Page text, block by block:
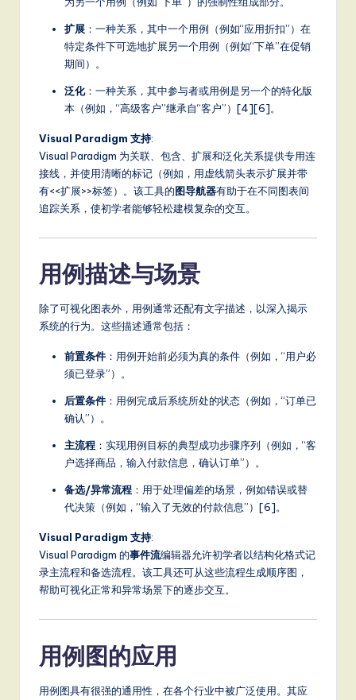
扩展 ：一种关系，其中一个用例（例如“应用折扣”）在
特定条件下可选地扩展另一个用例（例如“下单”在促销
期间）。
泛化：一种关系，其中参与者或用例是另一个的特化版
本（例如，“高级客户”继承自“客户”）[4][6]。
Visual Paradigm 支持:
Visual Paradigm 为关联、包含、扩展和泛化关系提供专用连
接线，并使用清晰的标记（例如，用虚线箭头表示扩展并带
有<<扩展>>标签）。该工具的图导航器有助于在不同图表间
追踪关系，使初学者能够轻松建模复杂的交互。
用例描述与场景
除了可视化图表外，用例通常还配有文字描述，以深入揭示
系统的行为。这些描述通常包括：
前置条件 ：用例开始前必须为真的条件（例如，“用户必
须已登录”）。
后置条件 ：用例完成后系统所处的状态（例如，“订单已
确认”）。
主流程 ：实现用例目标的典型成功步骤序列（例如，“客
户选择商品，输入付款信息，确认订单”）。
备选/异常流程 ：用于处理偏差的场景，例如错误或替
代决策（例如，“输入了无效的付款信息”）[6]。
Visual Paradigm 支持:
Visual Paradigm 的事件流编辑器允许初学者以结构化格式记
录主流程和备选流程。该工具还可从这些流程生成顺序图，
帮助可视化正常和异常场景下的逐步交互。
用例图的应用
用例图具有很强的通用性，在各个行业中被广泛使用。其应